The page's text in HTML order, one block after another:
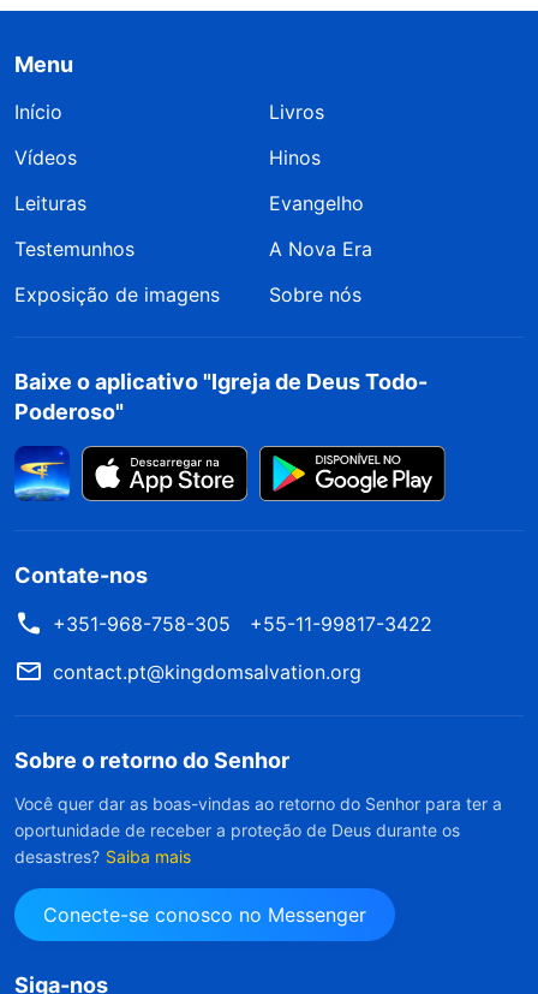
Menu
Início
Livros
Vídeos
Hinos
Leituras
Evangelho
Testemunhos
A Nova Era
Exposição de imagens
Sobre nós
Baixe o aplicativo "Igreja de Deus Todo-
Poderoso"
Contate-nos
+351-968-758-305
+55-11-99817-3422
contact.pt@kingdomsalvation.org
Sobre o retorno do Senhor
Você quer dar as boas-vindas ao retorno do Senhor para ter a
oportunidade de receber a proteção de Deus durante os
desastres? Saiba mais
Conecte-se conosco no Messenger
Siga-nos